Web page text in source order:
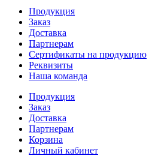
Продукция
Заказ
Доставка
Партнерам
Сертификаты на продукцию
Реквизиты
Наша команда
Продукция
Заказ
Доставка
Партнерам
Корзина
Личный кабинет